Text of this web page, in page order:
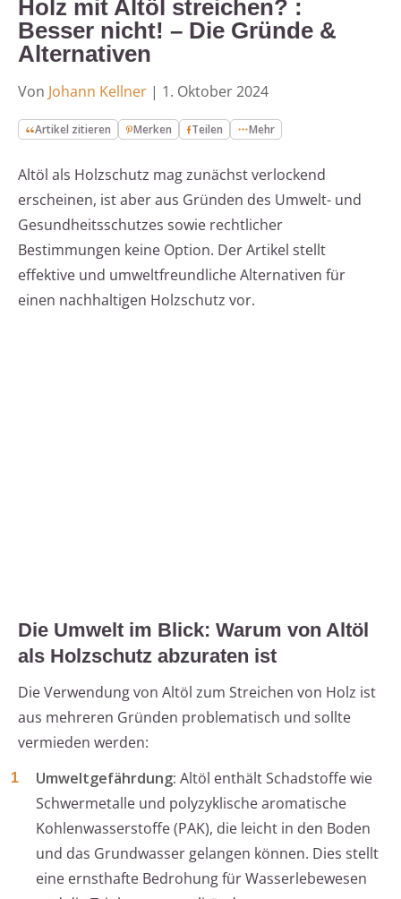
Holz mit Altöl streichen? :
Besser nicht! – Die Gründe &
Alternativen
Von Johann Kellner | 1. Oktober 2024
Artikel zitieren Merken Teilen Mehr
Altöl als Holzschutz mag zunächst verlockend
erscheinen, ist aber aus Gründen des Umwelt- und
Gesundheitsschutzes sowie rechtlicher
Bestimmungen keine Option. Der Artikel stellt
effektive und umweltfreundliche Alternativen für
einen nachhaltigen Holzschutz vor.
Die Umwelt im Blick: Warum von Altöl
als Holzschutz abzuraten ist
Die Verwendung von Altöl zum Streichen von Holz ist
aus mehreren Gründen problematisch und sollte
vermieden werden:
Umweltgefährdung: Altöl enthält Schadstoffe wie
Schwermetalle und polyzyklische aromatische
Kohlenwasserstoffe (PAK), die leicht in den Boden
und das Grundwasser gelangen können. Dies stellt
eine ernsthafte Bedrohung für Wasserlebewesen